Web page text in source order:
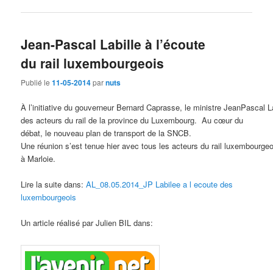
Jean-Pascal Labille à l’écoute
du rail luxembourgeois
Publié le11-05-2014parnuts
À l’initiative du gouverneur Bernard Caprasse, le ministre JeanPascal
des acteurs du rail de la province du Luxembourg. Au cœur du
débat, le nouveau plan de transport de la SNCB.
Une réunion s’est tenue hier avec tous les acteurs du rail
à Marloie.
Lire la suite dans:AL_08.05.2014_JP Labilee a l ecoute des
luxembourgeois
Un article réalisé par Julien BIL dans: